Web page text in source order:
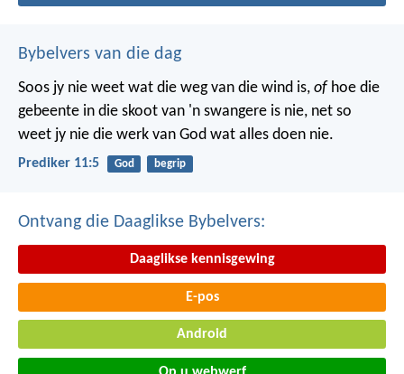
Bybelvers van die dag
Soos jy nie weet wat die weg van die wind is, of hoe die
gebeente in die skoot van 'n swangere is nie, net so
weet jy nie die werk van God wat alles doen nie.
Prediker 11:5 God begrip
Ontvang die Daaglikse Bybelvers:
Daaglikse kennisgewing
E-pos
Android